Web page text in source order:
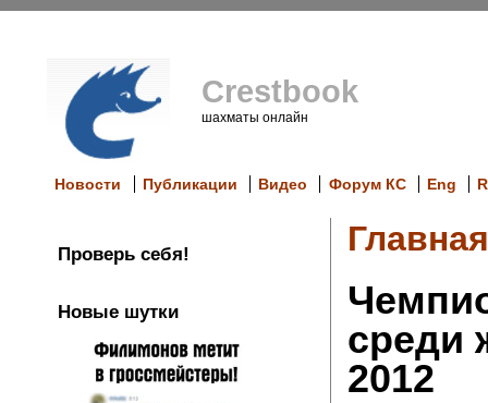
Crestbook
шахматы онлайн
Новости Публикации Видео Форум КС Eng
Проверь себя!
Новые шутки
Главная
среди
2012